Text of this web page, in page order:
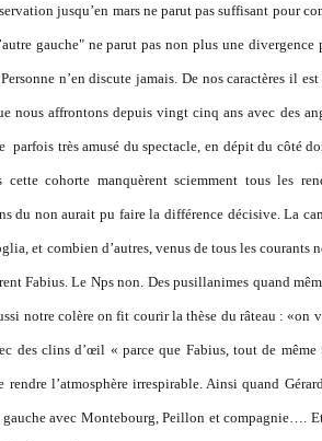
jusqu’en mars ne parut pas suffisant pour
gauche" ne parut pas non plus une
n’en discute jamais. De nos caractères il
nous affrontons depuis vingt cinq ans avec des
très amusé du spectacle, en dépit du côté
cohorte manquèrent sciemment tous les
du non aurait pu faire la différence décisive. La
et combien d’autres, venus de tous les courants
Fabius. Le Nps non. Des pusillanimes quand
notre colère on fit courir la thèse du râteau : «on
des clins d’œil « parce que Fabius, tout de même
l’atmosphère irrespirable. Ainsi quand
avec Montebourg, Peillon et compagnie…. Et